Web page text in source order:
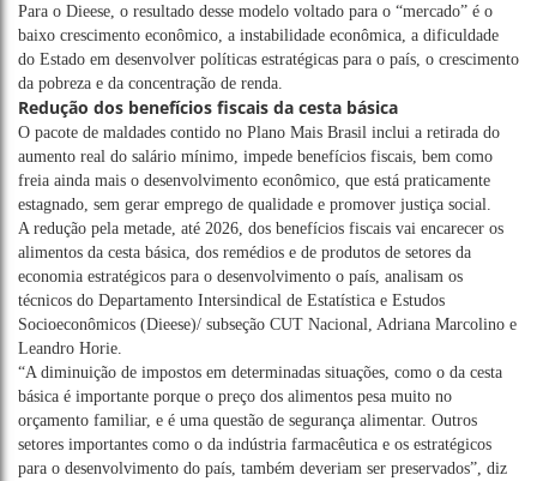
Para o Dieese, o resultado desse modelo voltado para o “mercado” é o
baixo crescimento econômico, a instabilidade econômica, a dificuldade
do Estado em desenvolver políticas estratégicas para o país, o crescimento
da pobreza e da concentração de renda.
Redução dos benefícios fiscais da cesta básica
O pacote de maldades contido no Plano Mais Brasil inclui a retirada do
aumento real do salário mínimo, impede benefícios fiscais, bem como
freia ainda mais o desenvolvimento econômico, que está praticamente
estagnado, sem gerar emprego de qualidade e promover justiça social.
A redução pela metade, até 2026, dos benefícios fiscais vai encarecer os
alimentos da cesta básica, dos remédios e de produtos de setores da
economia estratégicos para o desenvolvimento o país, analisam os
técnicos do Departamento Intersindical de Estatística e Estudos
Socioeconômicos (Dieese)/ subseção CUT Nacional, Adriana Marcolino e
Leandro Horie.
“A diminuição de impostos em determinadas situações, como o da cesta
básica é importante porque o preço dos alimentos pesa muito no
orçamento familiar, e é uma questão de segurança alimentar. Outros
setores importantes como o da indústria farmacêutica e os estratégicos
para o desenvolvimento do país, também deveriam ser preservados”, diz